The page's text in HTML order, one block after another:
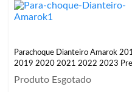
Parachoque Dianteiro Amarok
2019 2020 2021 2022 2023
Produto Esgotado